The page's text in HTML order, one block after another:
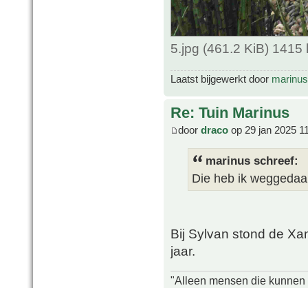
5.jpg (461.2 KiB) 1415
Laatst bijgewerkt door marinus
Re: Tuin Marinus
door draco op 29 jan 2025
marinus schreef:
Die heb ik
Bij Sylvan stond de
jaar.
"Alleen mensen die